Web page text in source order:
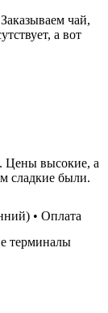
чай,
а вот
Цены высокие, а
сладкие были.
• Оплата
терминалы